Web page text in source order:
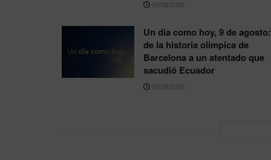
09/08/2026
Un día como hoy, 9 de agosto:
de la historia olímpica de
Barcelona a un atentado que
sacudió Ecuador
09/08/2026